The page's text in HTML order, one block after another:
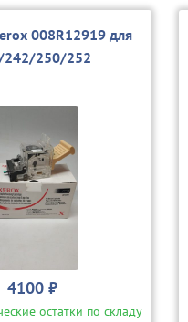
008R12919 для
242/250/252
4100 ₽
остатки по складу